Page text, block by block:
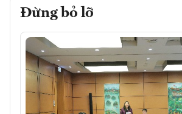
Đừng bỏ lỡ